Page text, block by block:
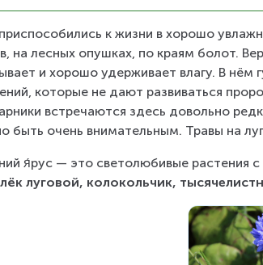
к жизни в хорошо
на лесных опушках, по краям болот.
и хорошо удерживает влагу. В нём
которые не дают развиваться
встречаются здесь довольно
быть очень внимательным. Травы на
я́рус — это светолюбивые растения
луговой, колокольчик,